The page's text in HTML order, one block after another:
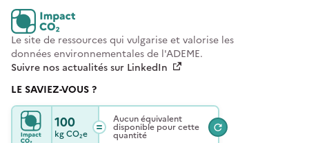
Le site de ressources qui vulgarise et valorise les
données environnementales de l'ADEME.
Suivre nos actualités sur LinkedIn
LE SAVIEZ-VOUS ?
100
kgCO₂e
Aucun équivalent
disponible pour cette
quantité